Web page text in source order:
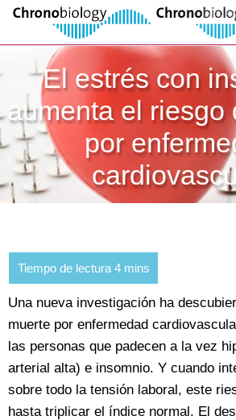
El estrés con
aumenta el riesgo
por
Una nueva investigación ha
muerte por enfermedad
las personas que padecen a la vez
arterial alta) e insomnio. Y cuando
sobre todo la tensión laboral, este
hasta triplicar el índice normal. El